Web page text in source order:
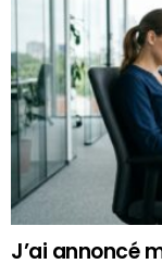
J’ai annoncé